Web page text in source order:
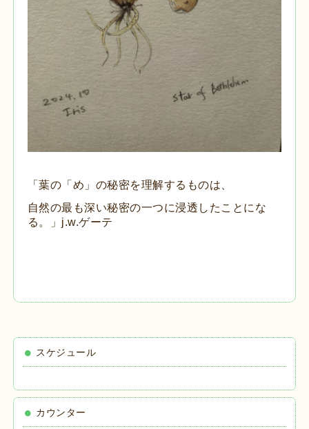
「葉の「め」の秘密を理解するものは、
自然の最も深い秘密の一つに浸透したことにな
る。」j.w.ゲーテ
スケジュール
カウンター